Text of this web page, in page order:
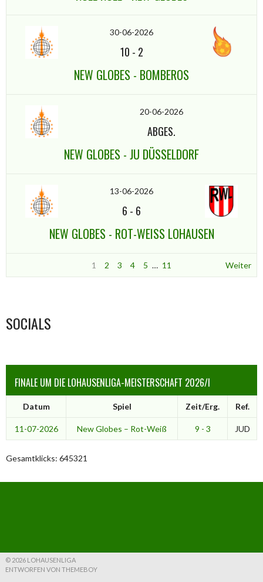
30-06-2026
10 - 2
NEW GLOBES - BOMBEROS
20-06-2026
ABGES.
NEW GLOBES - JU DÜSSELDORF
13-06-2026
6 - 6
NEW GLOBES - ROT-WEISS LOHAUSEN
1 2 3 4 5 … 11 Weiter
SOCIALS
FINALE UM DIE LOHAUSENLIGA-MEISTERSCHAFT 2026/I
Datum Spiel Zeit/Erg. Ref.
11-07-2026 New Globes – Rot-Weiß 9 - 3 JUD
Gesamtklicks: 645321
© 2026 LOHAUSENLIGA
ENTWORFEN VON THEMEBOY